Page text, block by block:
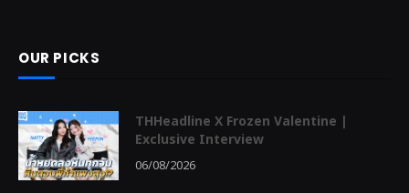
OUR PICKS
THHeadline X Frozen Valentine |
Exclusive Interview
06/08/2026